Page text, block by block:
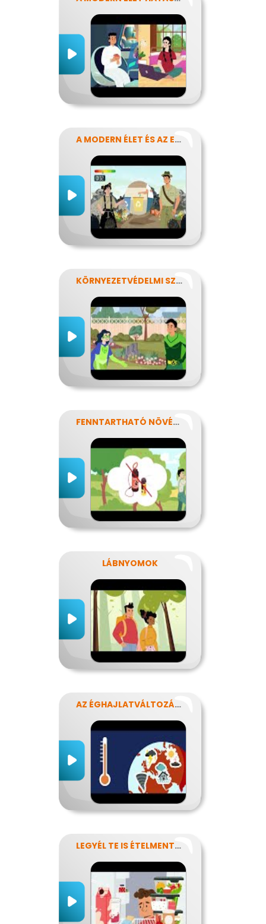
A MODERN ÉLET ÉS AZ ENERGIA
KÖRNYEZETVÉDELMI SZUPERHŐSÖK
FENNTARTHATÓ NÖVÉNYVÉDELEM
LÁBNYOMOK
AZ ÉGHAJLATVÁLTOZÁS HATÁSA AZ ÉLELMISZER-ELLÁTÁSRA
LEGYÉL TE IS ÉTELMENTŐ!